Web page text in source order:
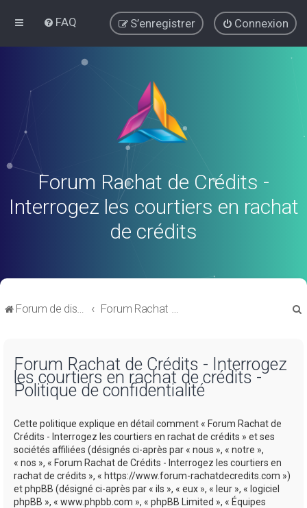
FAQ Connexion
S’enregistrer
Forum Rachat de Crédits -
Interrogez les courtiers en rachat
de crédits
Forum de discussions sur le Regroupement de Crédits et le Rachat de Crédits Forum Rachat de Crédits
Forum Rachat de Crédits - Interrogez
les courtiers en rachat de crédits -
Politique de confidentialité
Cette politique explique en détail comment « Forum Rachat de
Crédits - Interrogez les courtiers en rachat de crédits » et ses
sociétés affiliées (désignés ci-après par « nous », « notre »,
« nos », « Forum Rachat de Crédits - Interrogez les courtiers en
rachat de crédits », « https://www.forum-rachatdecredits.com »)
et phpBB (désigné ci-après par « ils », « eux », « leur », « logiciel
phpBB », « www.phpbb.com », « phpBB Limited », « Équipes